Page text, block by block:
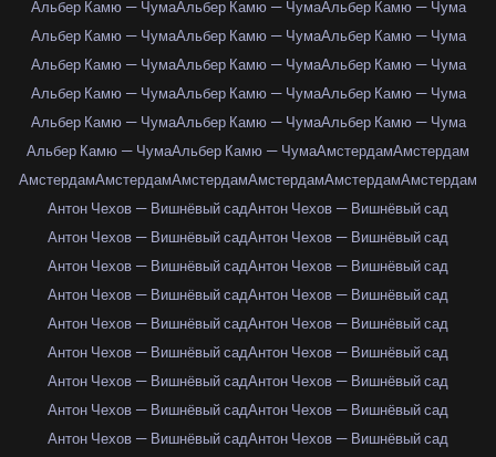
Альбер Камю — ЧумаАльбер Камю — ЧумаАльбер Камю — Чума
Альбер Камю — ЧумаАльбер Камю — ЧумаАльбер Камю — Чума
Альбер Камю — ЧумаАльбер Камю — ЧумаАльбер Камю — Чума
Альбер Камю — ЧумаАльбер Камю — ЧумаАльбер Камю — Чума
Альбер Камю — ЧумаАльбер Камю — ЧумаАльбер Камю — Чума
Альбер Камю — ЧумаАльбер Камю — ЧумаАмстердамАмстердам
АмстердамАмстердамАмстердамАмстердамАмстердамАмстердам
Антон Чехов — Вишнёвый садАнтон Чехов — Вишнёвый сад
Антон Чехов — Вишнёвый садАнтон Чехов — Вишнёвый сад
Антон Чехов — Вишнёвый садАнтон Чехов — Вишнёвый сад
Антон Чехов — Вишнёвый садАнтон Чехов — Вишнёвый сад
Антон Чехов — Вишнёвый садАнтон Чехов — Вишнёвый сад
Антон Чехов — Вишнёвый садАнтон Чехов — Вишнёвый сад
Антон Чехов — Вишнёвый садАнтон Чехов — Вишнёвый сад
Антон Чехов — Вишнёвый садАнтон Чехов — Вишнёвый сад
Антон Чехов — Вишнёвый садАнтон Чехов — Вишнёвый сад